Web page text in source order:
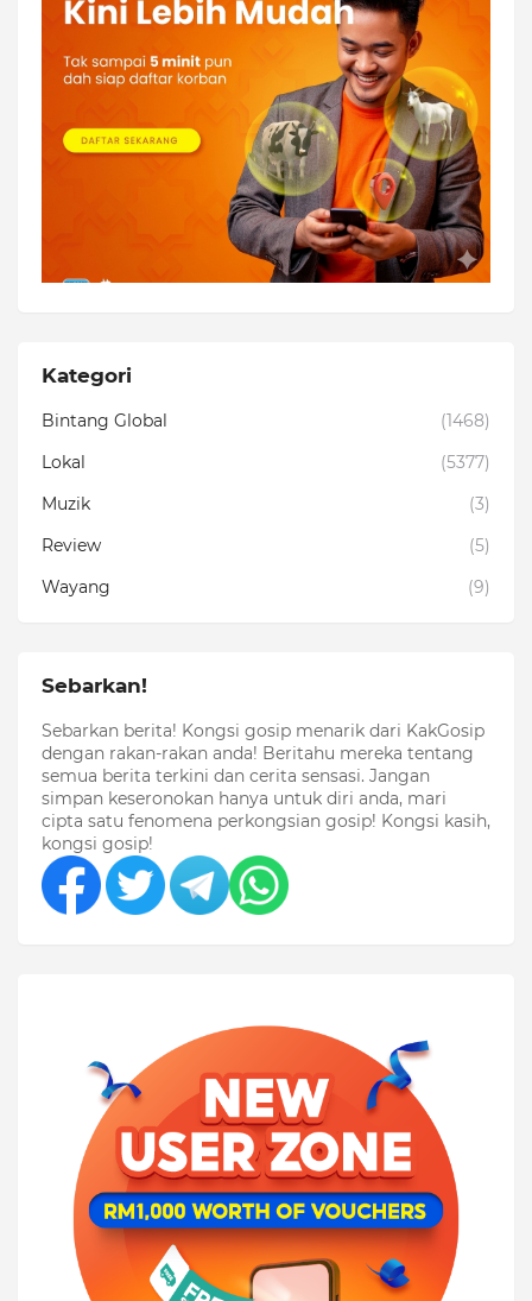
Kategori
Bintang Global
(1468)
Lokal
(5377)
Muzik
(3)
Review
(5)
Wayang
(9)
Sebarkan!
Sebarkan berita! Kongsi gosip menarik dari KakGosip
dengan rakan-rakan anda! Beritahu mereka tentang
semua berita terkini dan cerita sensasi. Jangan
simpan keseronokan hanya untuk diri anda, mari
cipta satu fenomena perkongsian gosip! Kongsi kasih,
kongsi gosip!